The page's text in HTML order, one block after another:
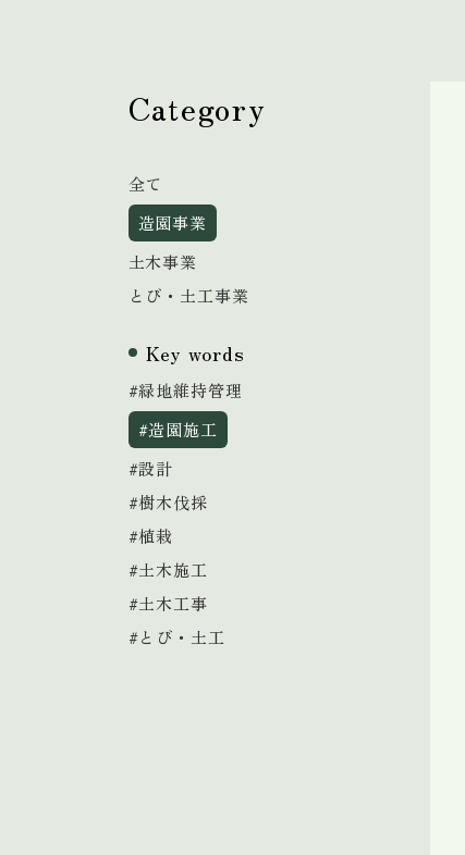
Category
全て
造園事業
土木事業
とび・土工事業
Key words
#緑地維持管理
#造園施工
#設計
#樹木伐採
#植栽
#土木施工
#土木工事
#とび・土工